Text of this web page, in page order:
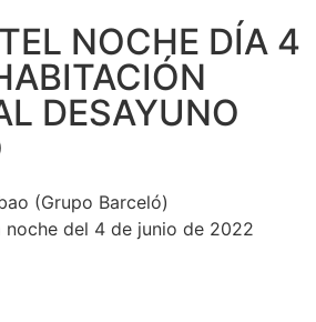
NOCHE DÍA 4
DESAYUNO
(Grupo Barceló)
noche del 4 de junio de 2022